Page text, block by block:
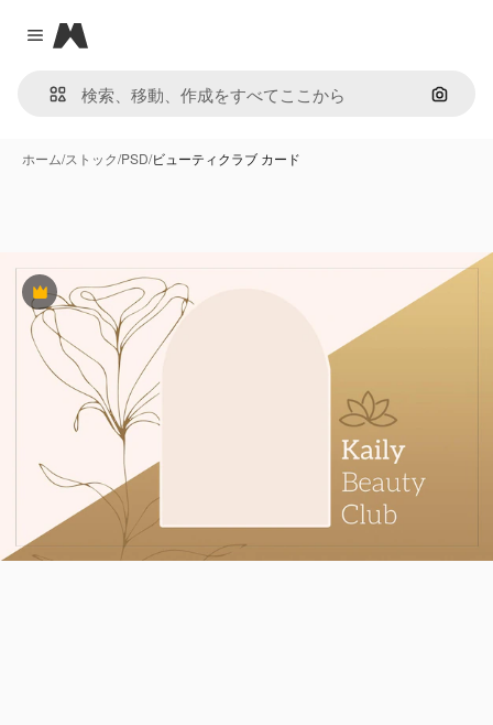
Close menu
Magnific
画像で
ホーム/ストック/PSD/ビューティクラブ カード
Premium